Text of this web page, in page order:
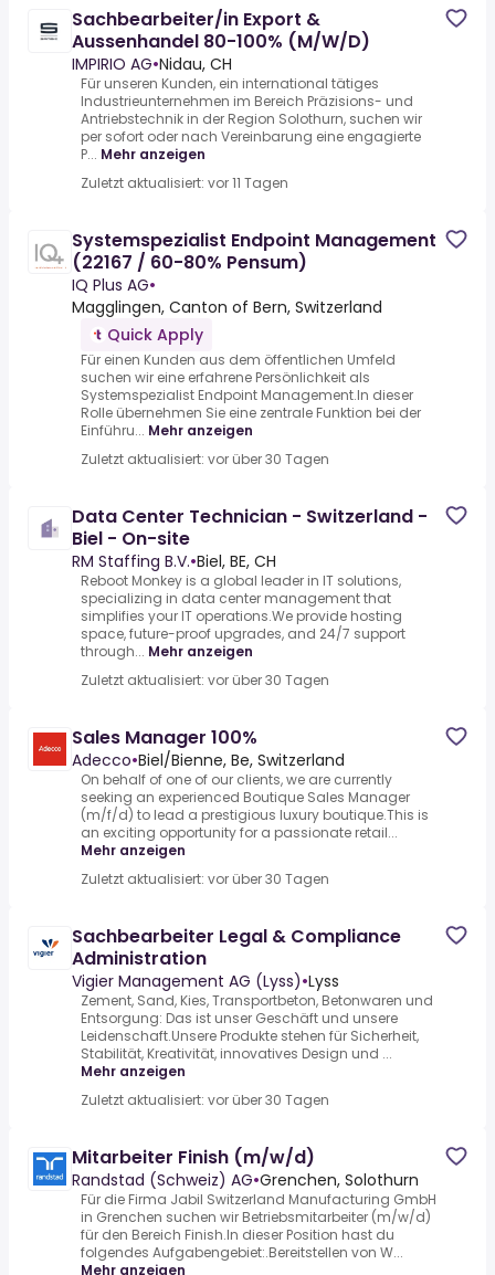
Sachbearbeiter/in Export &
Aussenhandel 80-100% (M/W/D)
IMPIRIO AG•Nidau, CH
Für unseren Kunden, ein international tätiges
Industrieunternehmen im Bereich Präzisions- und
Antriebstechnik in der Region Solothurn, suchen wir
per sofort oder nach Vereinbarung eine engagierte
P... Mehr anzeigen
Zuletzt aktualisiert: vor 11 Tagen
Systemspezialist Endpoint Management
(22167 / 60-80% Pensum)
IQ Plus AG•
Magglingen, Canton of Bern, Switzerland
Quick Apply
Für einen Kunden aus dem öffentlichen Umfeld
suchen wir eine erfahrene Persönlichkeit als
Systemspezialist Endpoint Management.In dieser
Rolle übernehmen Sie eine zentrale Funktion bei der
Einführu... Mehr anzeigen
Zuletzt aktualisiert: vor über 30 Tagen
Data Center Technician - Switzerland -
Biel - On-site
RM Staffing B.V.•Biel, BE, CH
Reboot Monkey is a global leader in IT solutions,
specializing in data center management that
simplifies your IT operations.We provide hosting
space, future-proof upgrades, and 24/7 support
through... Mehr anzeigen
Zuletzt aktualisiert: vor über 30 Tagen
Sales Manager 100%
Adecco•Biel/Bienne, Be, Switzerland
On behalf of one of our clients, we are currently
seeking an experienced Boutique Sales Manager
(m/f/d) to lead a prestigious luxury boutique.This is
an exciting opportunity for a passionate retail...
Mehr anzeigen
Zuletzt aktualisiert: vor über 30 Tagen
Sachbearbeiter Legal & Compliance
Administration
Vigier Management AG (Lyss)•Lyss
Zement, Sand, Kies, Transportbeton, Betonwaren und
Entsorgung: Das ist unser Geschäft und unsere
Leidenschaft.Unsere Produkte stehen für Sicherheit,
Stabilität, Kreativität, innovatives Design und ...
Mehr anzeigen
Zuletzt aktualisiert: vor über 30 Tagen
Mitarbeiter Finish (m/w/d)
Randstad (Schweiz) AG•Grenchen, Solothurn
Für die Firma Jabil Switzerland Manufacturing GmbH
in Grenchen suchen wir Betriebsmitarbeiter (m/w/d)
für den Bereich Finish.In dieser Position hast du
folgendes Aufgabengebiet:.Bereitstellen von W...
Mehr anzeigen